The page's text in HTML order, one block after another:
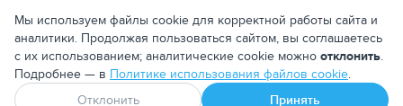
Москва
Апоквел Ветмедин От блох и клещей
Мы используем файлы cookie для корректной работы сайта и
аналитики. Продолжая пользоваться сайтом, вы соглашаетесь
с их использованием; аналитические cookie можно отклонить.
Подробнее — в Политике использования файлов cookie.
Отклонить
Принять